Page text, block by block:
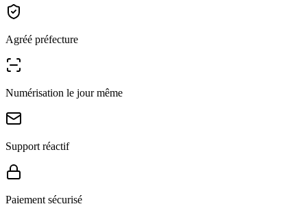
Agréé préfecture
Numérisation le jour même
Support réactif
Paiement sécurisé